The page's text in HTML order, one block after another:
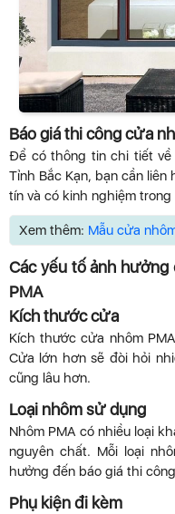
Báo giá thi công cửa
Để có thông tin chi tiết
Tỉnh Bắc Kạn, bạn cần
tín và có kinh nghiệm trong
Xem thêm: Mẫu cửa
Các yếu tố ảnh
PMA
Kích thước cửa
Kích thước cửa nhôm
Cửa lớn hơn sẽ đòi hỏi
cũng lâu hơn.
Loại nhôm sử dụng
Nhôm PMA có nhiều loại
nguyên chất. Mỗi loại
hưởng đến báo giá thi
Phụ kiện đi kèm